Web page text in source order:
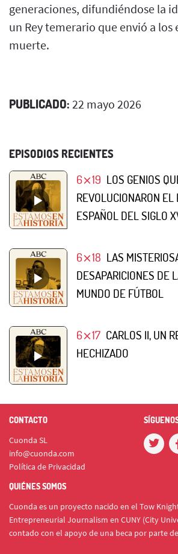
generaciones, difundiéndose la
un Rey temerario que envió a los
muerte.
PUBLICADO: 22 mayo 2026
EPISODIOS RECIENTES
6⨯19 LOS GENIOS
REVOLUCIONARON EL
ESPAÑOL DEL SIGLO
6⨯18 LAS
DESAPARICIONES DE
MUNDO DE FÚTBOL
6⨯17 CARLOS II, UN
HECHIZADO
CONTACTO
Cuonda SL
info@cuonda.com
Política de Privacidad
QUIÉNES SOMOS
Cuonda es un proyecto nacido en el Tow
Entrepreneurial Journalism en CUNY (City
contado con el apoyo de una beca por parte